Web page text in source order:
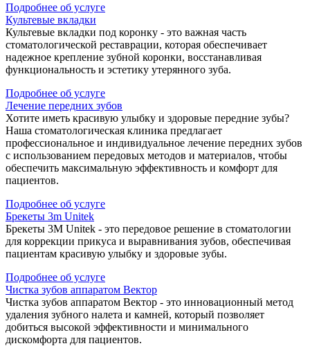
Подробнее об услуге
Культевые вкладки
Культевые вкладки под коронку - это важная часть
стоматологической реставрации, которая обеспечивает
надежное крепление зубной коронки, восстанавливая
функциональность и эстетику утерянного зуба.
Подробнее об услуге
Лечение передних зубов
Хотите иметь красивую улыбку и здоровые передние зубы?
Наша стоматологическая клиника предлагает
профессиональное и индивидуальное лечение передних зубов
с использованием передовых методов и материалов, чтобы
обеспечить максимальную эффективность и комфорт для
пациентов.
Подробнее об услуге
Брекеты 3m Unitek
Брекеты 3M Unitek - это передовое решение в стоматологии
для коррекции прикуса и выравнивания зубов, обеспечивая
пациентам красивую улыбку и здоровые зубы.
Подробнее об услуге
Чистка зубов аппаратом Вектор
Чистка зубов аппаратом Вектор - это инновационный метод
удаления зубного налета и камней, который позволяет
добиться высокой эффективности и минимального
дискомфорта для пациентов.